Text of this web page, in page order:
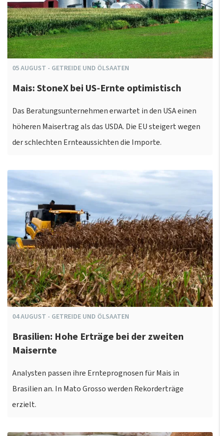
05AUGUST - GETREIDE UND ÖLSAATEN
Mais: StoneX bei US-Ernte optimistisch
Das Beratungsunternehmen erwartet in den USA einen
höheren Maisertrag als das USDA. Die EU steigert wegen
der schlechten Ernteaussichten die Importe.
04AUGUST - GETREIDE UND ÖLSAATEN
Brasilien: Hohe Erträge bei der zweiten
Maisernte
Analysten passen ihre Ernteprognosen für Mais in
Brasilien an. In Mato Grosso werden Rekorderträge
erzielt.